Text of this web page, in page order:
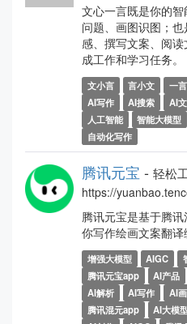
文心一言既是你的
问题、画图识图；
感、撰写文案、阅
成工作和学习任务。
文小言 言小文 一言
AI写作
AI搜索 AI
人工智能
智能大模型
自动化写作
腾讯元宝 - 轻松
https://
腾讯元宝是基于腾
你写作绘画文案翻
增强大模型 AIGC
腾讯元宝app
AI产品
AI解析
AI写作 AI
腾讯混元app
AI大模